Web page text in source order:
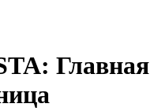
Главная